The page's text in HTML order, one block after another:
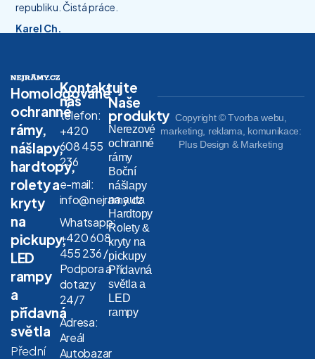
republiku. Čistá práce.
Karel Ch.
Homologované
ochranné
rámy,
nášlapy,
hardtopy,
rolety a
kryty
na
pickupy,
LED
rampy
a
přídavná
světla
Přední
Kontaktujte
nás
telefon:
+420
608 455
236
e-mail:
info@nejramy.cz
Whatsapp:
+420 608
455 236 /
Podpora a
dotazy
24/7
Adresa:
Areál
Autobazar
Naše
produkty
Nerezové
ochranné
rámy
Boční
nášlapy
na auta
Hardtopy
Rolety &
kryty na
pickupy
Přídavná
světla a
LED
rampy
Copyright © Tvorba webu,
marketing, reklama, komunikace:
Plus Design & Marketing